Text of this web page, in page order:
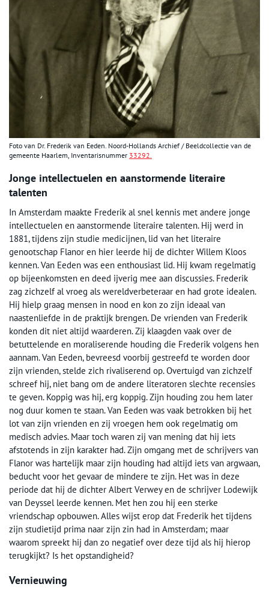
Foto van Dr. Frederik van Eeden. Noord-Hollands Archief / Beeldcollectie van de
gemeente Haarlem, Inventarisnummer 33292.
Jonge intellectuelen en aanstormende literaire
talenten
In Amsterdam maakte Frederik al snel kennis met andere jonge
intellectuelen en aanstormende literaire talenten. Hij werd in
1881, tijdens zijn studie medicijnen, lid van het literaire
genootschap Flanor en hier leerde hij de dichter Willem Kloos
kennen. Van Eeden was een enthousiast lid. Hij kwam regelmatig
op bijeenkomsten en deed ijverig mee aan discussies. Frederik
zag zichzelf al vroeg als wereldverbeteraar en had grote idealen.
Hij hielp graag mensen in nood en kon zo zijn ideaal van
naastenliefde in de praktijk brengen. De vrienden van Frederik
konden dit niet altijd waarderen. Zij klaagden vaak over de
betuttelende en moraliserende houding die Frederik volgens hen
aannam. Van Eeden, bevreesd voorbij gestreefd te worden door
zijn vrienden, stelde zich rivaliserend op. Overtuigd van zichzelf
schreef hij, niet bang om de andere literatoren slechte recensies
te geven. Koppig was hij, erg koppig. Zijn houding zou hem later
nog duur komen te staan. Van Eeden was vaak betrokken bij het
lot van zijn vrienden en zij vroegen hem ook regelmatig om
medisch advies. Maar toch waren zij van mening dat hij iets
afstotends in zijn karakter had. Zijn omgang met de schrijvers van
Flanor was hartelijk maar zijn houding had altijd iets van argwaan,
beducht voor het gevaar de mindere te zijn. Het was in deze
periode dat hij de dichter Albert Verwey en de schrijver Lodewijk
van Deyssel leerde kennen. Met hen zou hij een sterke
vriendschap opbouwen. Alles wijst erop dat Frederik het tijdens
zijn studietijd prima naar zijn zin had in Amsterdam; maar
waarom spreekt hij dan zo negatief over deze tijd als hij hierop
terugkijkt? Is het opstandigheid?
Vernieuwing